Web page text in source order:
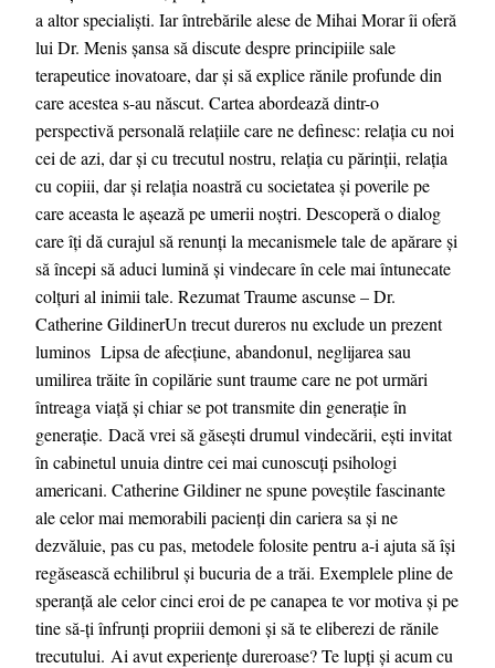
a altor specialiști. Iar întrebările alese de Mihai Morar îi oferă
lui Dr. Menis șansa să discute despre principiile sale
terapeutice inovatoare, dar și să explice rănile profunde din
care acestea s-au născut. Cartea abordează dintr-o
perspectivă personală relațiile care ne definesc: relația cu noi
cei de azi, dar și cu trecutul nostru, relația cu părinții, relația
cu copiii, dar și relația noastră cu societatea și poverile pe
care aceasta le așează pe umerii noștri. Descoperă o dialog
care îți dă curajul să renunți la mecanismele tale de apărare și
să începi să aduci lumină și vindecare în cele mai întunecate
colțuri al inimii tale. Rezumat Traume ascunse – Dr.
Catherine GildinerUn trecut dureros nu exclude un prezent
luminos Lipsa de afecțiune, abandonul, neglijarea sau
umilirea trăite în copilărie sunt traume care ne pot urmări
întreaga viață și chiar se pot transmite din generație în
generație. Dacă vrei să găsești drumul vindecării, ești invitat
în cabinetul unuia dintre cei mai cunoscuți psihologi
americani. Catherine Gildiner ne spune poveștile fascinante
ale celor mai memorabili pacienți din cariera sa și ne
dezvăluie, pas cu pas, metodele folosite pentru a-i ajuta să își
regăsească echilibrul și bucuria de a trăi. Exemplele pline de
speranță ale celor cinci eroi de pe canapea te vor motiva și pe
tine să-ți înfrunți propriii demoni și să te eliberezi de rănile
trecutului. Ai avut experiențe dureroase? Te lupți și acum cu